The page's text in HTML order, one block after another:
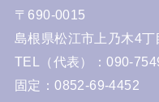
〒690-0015
島根県松江市上乃木4
TEL（代表）：090-
固定：0852-69-4452